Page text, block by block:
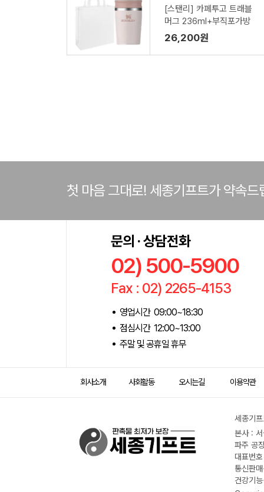
[스탠리] 카페투고 트래블
머그 236ml+부직포가방
26,200원
첫 마음 그대로! 세종기프트가 약속드
문의 · 상담전화
02) 500-5900
Fax : 02) 2265-4153
영업시간 09:00~18:30
점심시간 12:00~13:00
주말 및 공휴일 휴무
회사소개 사회활동 오시는길 이용약관
세종기
본사 :
파주 공
대표번
통신판
건강기